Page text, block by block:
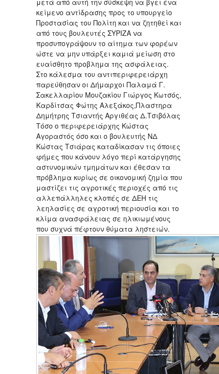
κείμενο αντίδρασης προς το υπουργείο
Προστασίας του Πολίτη και να ζητηθεί και
από τους βουλευτές ΣΥΡΙΖΑ να
προσυπογράψουν το αίτημα των φορέων
ώστε να μην υπάρξει καμιά μείωση στο
ευαίσθητο προβλημα της ασφάλειας.
Στο κάλεσμα του αντιπεριφερειάρχη
παρεύθησαν οι Δήμαρχοι Παλαμά Γ.
Σακελλαρίου Μουζακίου Γιώργος Κωτσός,
Καρδίτσας Φώτης Αλεξάκος,Πλαστηρα
Δημήτρης Τσιαντής Αργιθέας Δ.Τσιβόλας
Τόσο ο περιφερειάρχης Κώστας
Αγοραστός όσο και ο βουλευτής ΝΔ
Κώστας Τσιάρας καταδίκασαν τις όποιες
φήμες που κάνουν λόγο περί κατάργησης
αστυνομικών τμημάτων και έθεσαν τα
πρόβλημα κυρίως σε οικονομική ζημία που
μαστίζει τις αγροτικές περιοχές από τις
αλλεπάλληλες κλοπές σε ΔΕΗ τις
λεηλασίες σε αγροτική περιουσία και το
κλίμα ανασφάλειας σε ηλικιωμένους
που συχνά πέφτουν θύματα ληστειών.